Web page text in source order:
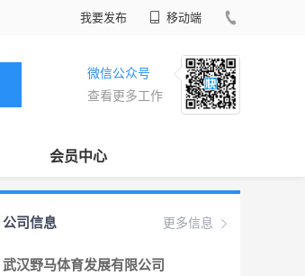
我要发布 移动端
微信公众号
查看更多工作
会员中心
更多信息
公司信息
武汉野马体育发展有限公司